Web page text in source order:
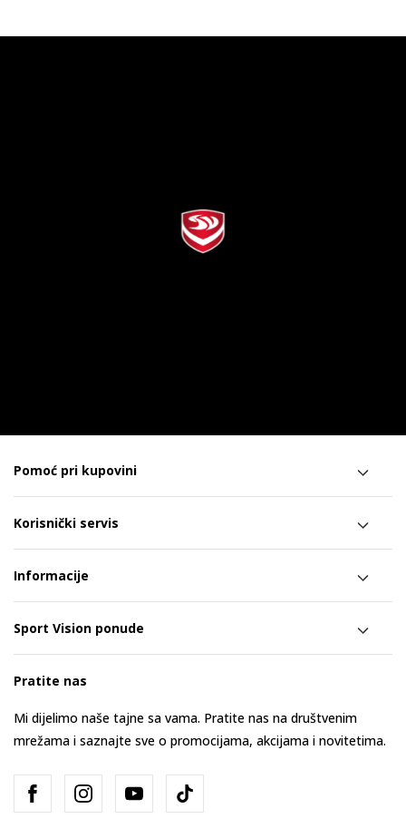
Pomoć pri kupovini
Korisnički servis
Informacije
Sport Vision ponude
Pratite nas
Mi dijelimo naše tajne sa vama. Pratite nas na društvenim
mrežama i saznajte sve o promocijama, akcijama i novitetima.